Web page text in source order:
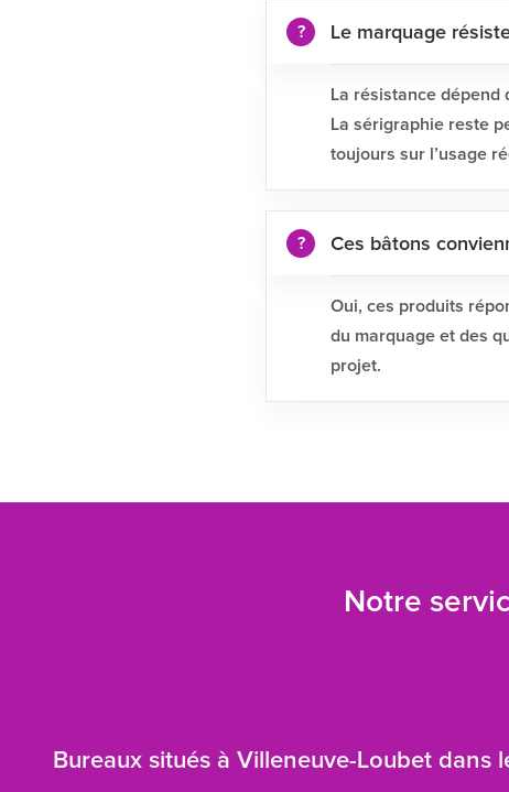
Le marquage
La résistance dépend
La sérigraphie reste
toujours sur l’usage
Ces bâtons
Oui, ces produits
du marquage et des
projet.
Notre
Bureaux situés à Villeneuve-Loubet